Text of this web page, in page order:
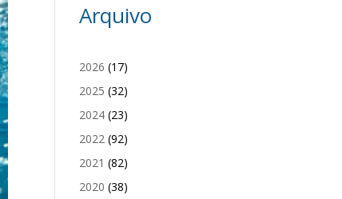
Arquivo
2026 (17)
2025 (32)
2024 (23)
2022 (92)
2021 (82)
2020 (38)